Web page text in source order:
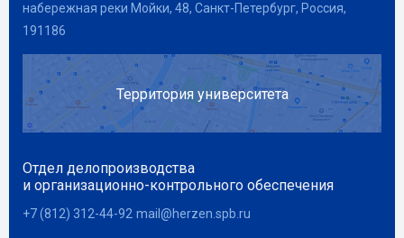
набережная реки Мойки, 48, Санкт-Петербург, Россия,
191186
Территория университета
Отдел делопроизводства
и организационно-контрольного обеспечения
+7 (812) 312-44-92 mail@herzen.spb.ru